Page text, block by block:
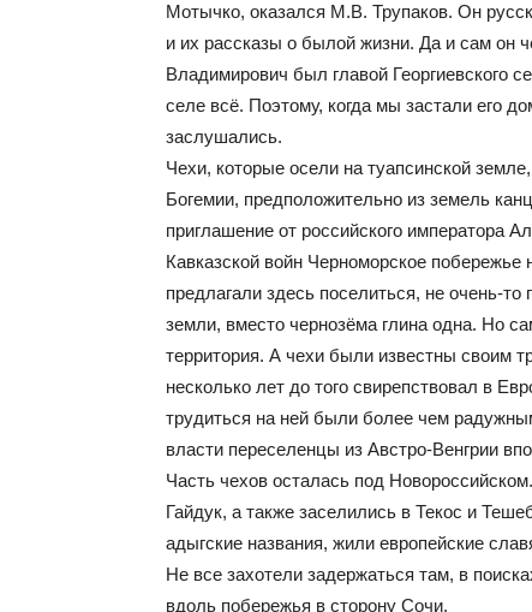
Мотычко, оказался М.В. Трупаков. Он
и их рассказы о былой жизни. Да и сам он
Владимирович был главой Георгиевского
селе всё. Поэтому, когда мы застали его
заслушались.
Чехи, которые осели на туапсинской
Богемии, предположительно из земель
приглашение от российского императора
Кавказской войн Черноморское
предлагали здесь поселиться, не очень-
земли, вместо чернозёма глина одна. Но
территория. А чехи были известны своим
несколько лет до того свирепствовал в
трудиться на ней были более чем
власти переселенцы из Австро-Венгрии
Часть чехов осталась под
Гайдук, а также заселились в Текос и
адыгские названия, жили европейские
Не все захотели задержаться там, в
вдоль побережья в сторону Сочи.